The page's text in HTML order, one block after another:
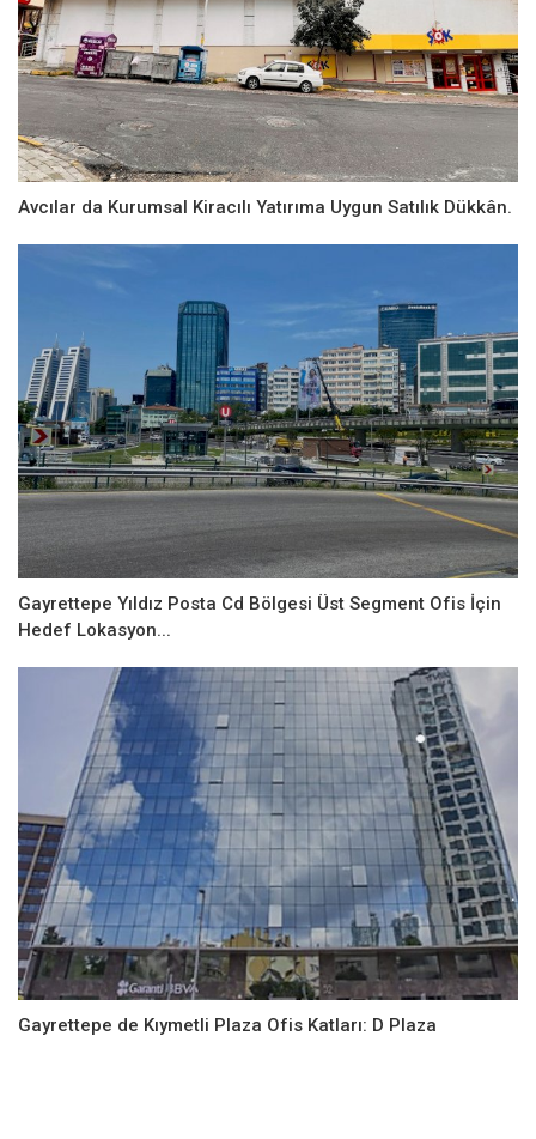
Avcılar da Kurumsal Kiracılı Yatırıma Uygun Satılık Dükkân.
Gayrettepe Yıldız Posta Cd Bölgesi Üst Segment Ofis İçin
Hedef Lokasyon...
Gayrettepe de Kıymetli Plaza Ofis Katları: D Plaza